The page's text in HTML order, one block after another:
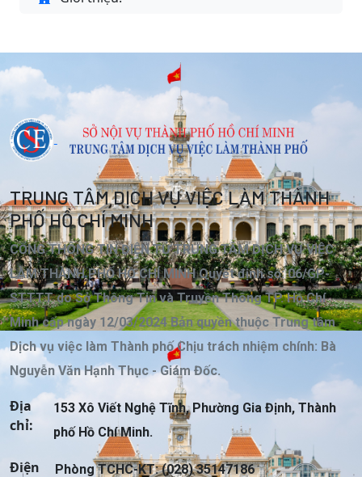
TRUNG TÂM DỊCH VỤ VIỆC LÀM THÀNH
PHỐ HỒ CHÍ MINH
CỔNG THÔNG TIN ĐIỆN TỬ TRUNG TÂM DỊCH VỤ VIỆC
LÀM THÀNH PHỐ HỒ CHÍ MINH Quyết định số: 06/GP-
STTTT do Sở Thông Tin và Truyền Thông TP. Hồ Chí
Minh cấp ngày 12/03/2024 Bản quyền thuộc Trung tâm
Dịch vụ việc làm Thành phố Chịu trách nhiệm chính: Bà
Nguyễn Văn Hạnh Thục - Giám Đốc.
Địa
chỉ:
153 Xô Viết Nghệ Tĩnh, Phường Gia Định, Thành
phố Hồ Chí Minh.
Điện
Phòng TCHC-KT: (028) 35147186